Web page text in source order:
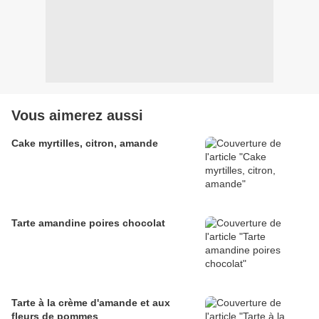
Vous aimerez aussi
Cake myrtilles, citron, amande
Tarte amandine poires chocolat
Tarte à la crème d'amande et aux
fleurs de pommes